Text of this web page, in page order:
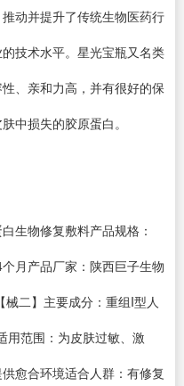
动并提升了传统生物医药行
技术水平。星光宝瓶又名类
、亲和力高，并有很好的保
中损失的胶原蛋白。
生物修复敷料产品规格：
月产品厂家：陕西巨子生物
二】主要成分：重组I型人
用范围：为皮肤过敏、激
愈合环境适合人群：有修复